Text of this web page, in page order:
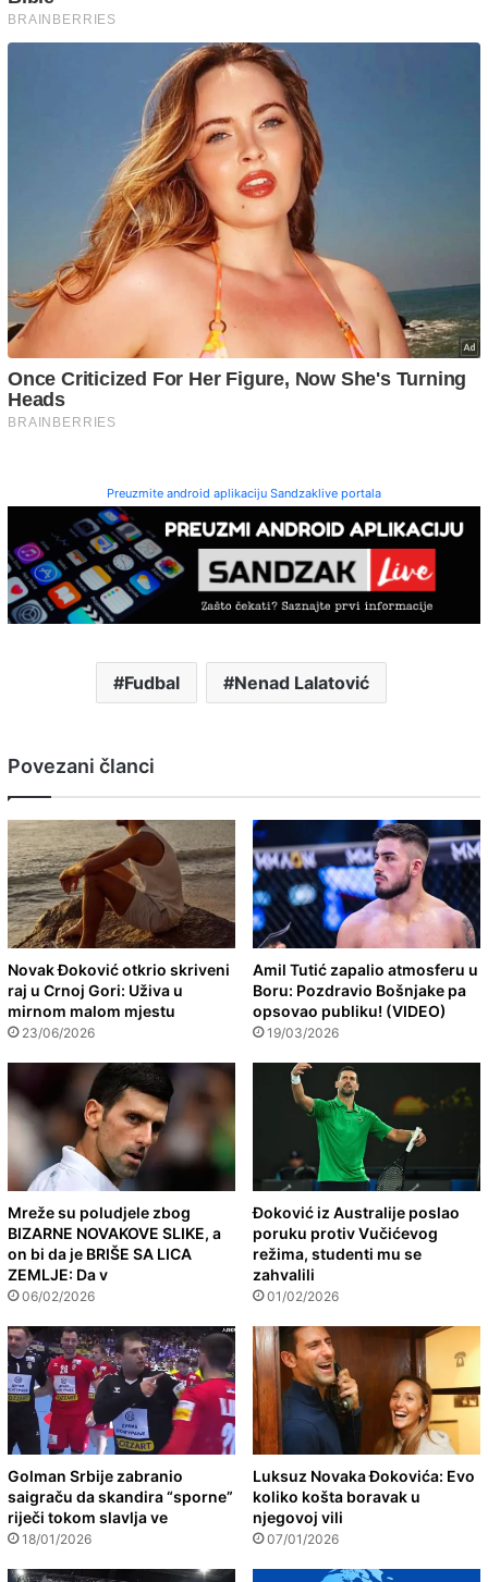
Preuzmite android aplikaciju Sandzaklive portala
Fudbal Nenad Lalatović
Povezani članci
Novak Đoković otkrio skriveni
raj u Crnoj Gori: Uživa u
mirnom malom mjestu
23/06/2026
Amil Tutić zapalio atmosferu u
Boru: Pozdravio Bošnjake pa
opsovao publiku! (VIDEO)
19/03/2026
Mreže su poludjele zbog
BIZARNE NOVAKOVE SLIKE, a
on bi da je BRIŠE SA LICA
ZEMLJE: Da v
06/02/2026
Đoković iz Australije poslao
poruku protiv Vučićevog
režima, studenti mu se
zahvalili
01/02/2026
Golman Srbije zabranio
saigraču da skandira “sporne”
riječi tokom slavlja ve
18/01/2026
Luksuz Novaka Đokovića: Evo
koliko košta boravak u
njegovoj vili
07/01/2026